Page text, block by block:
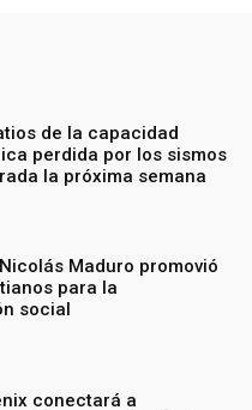
de la capacidad
perdida por los sismos
la próxima semana
Maduro promovió
para la
social
conectará a